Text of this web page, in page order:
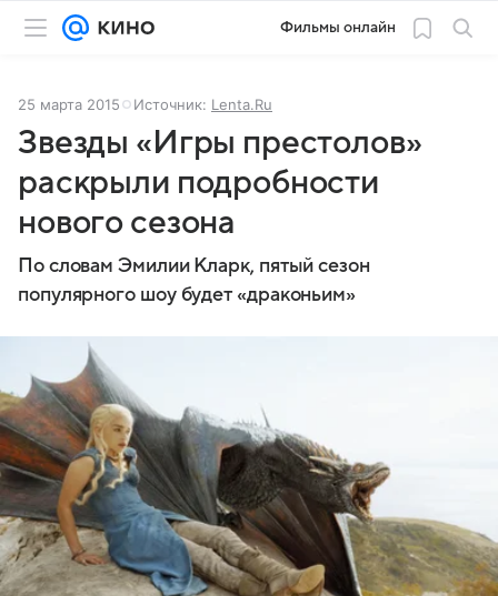
Фильмы онлайн
25 марта 2015 Источник: Lenta.Ru
Звезды «Игры престолов»
раскрыли подробности
нового сезона
По словам Эмилии Кларк, пятый сезон
популярного шоу будет «драконьим»